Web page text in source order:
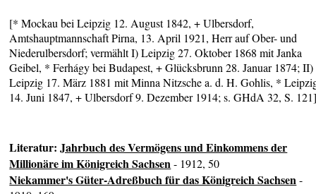
[* Mockau bei Leipzig 12. August 1842, + Ulbersdorf,
Amtshauptmannschaft Pirna, 13. April 1921, Herr auf Ober- und
Niederulbersdorf; vermählt I) Leipzig 27. Oktober 1868 mit Janka
Geibel, * Ferhágy bei Budapest, + Glücksbrunn 28. Januar 1874; II)
Leipzig 17. März 1881 mit Minna Nitzsche a. d. H. Gohlis, *
14. Juni 1847, + Ulbersdorf 9. Dezember 1914; s. GHdA 32, S.
Literatur:Jahrbuch des Vermögens und Einkommens der
Millionäre im Königreich Sachsen - 1912, 50
Niekammer's Güter-Adreßbuch für das Königreich Sachsen -